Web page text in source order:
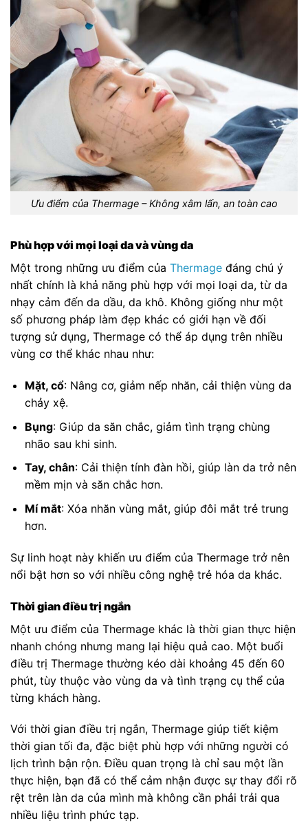
Ưu điểm của Thermage – Không xâm lấn, an toàn cao
Phù hợp với mọi loại da và vùng da
Một trong những ưu điểm của Thermage đáng chú ý
nhất chính là khả năng phù hợp với mọi loại da, từ da
nhạy cảm đến da dầu, da khô. Không giống như một
số phương pháp làm đẹp khác có giới hạn về đối
tượng sử dụng, Thermage có thể áp dụng trên nhiều
vùng cơ thể khác nhau như:
Mặt, cổ: Nâng cơ, giảm nếp nhăn, cải thiện vùng da
chảy xệ.
Bụng: Giúp da săn chắc, giảm tình trạng chùng
nhão sau khi sinh.
Tay, chân: Cải thiện tính đàn hồi, giúp làn da trở nên
mềm mịn và săn chắc hơn.
Mí mắt: Xóa nhăn vùng mắt, giúp đôi mắt trẻ trung
hơn.
Sự linh hoạt này khiến ưu điểm của Thermage trở nên
nổi bật hơn so với nhiều công nghệ trẻ hóa da khác.
Thời gian điều trị ngắn
Một ưu điểm của Thermage khác là thời gian thực hiện
nhanh chóng nhưng mang lại hiệu quả cao. Một buổi
điều trị Thermage thường kéo dài khoảng 45 đến 60
phút, tùy thuộc vào vùng da và tình trạng cụ thể của
từng khách hàng.
Với thời gian điều trị ngắn, Thermage giúp tiết kiệm
thời gian tối đa, đặc biệt phù hợp với những người có
lịch trình bận rộn. Điều quan trọng là chỉ sau một lần
thực hiện, bạn đã có thể cảm nhận được sự thay đổi rõ
rệt trên làn da của mình mà không cần phải trải qua
nhiều liệu trình phức tạp.